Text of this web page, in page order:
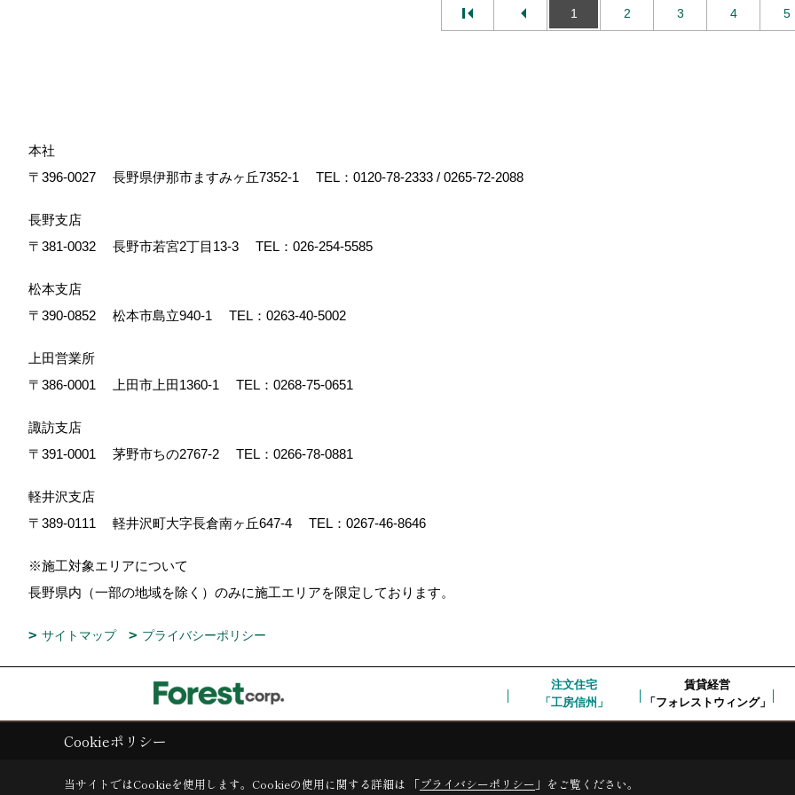
1 2 3 4 5
本社
〒396-0027
長野県伊那市ますみヶ丘7352-1 TEL： 0120-78-2333 / 0265-72-2088
長野支店
〒381-0032
長野市若宮2丁目13-3 TEL： 026-254-5585
松本支店
〒390-0852
松本市島立940-1 TEL： 0263-40-5002
上田営業所
〒386-0001
上田市上田1360-1 TEL： 0268-75-0651
諏訪支店
〒391-0001
茅野市ちの2767-2 TEL： 0266-78-0881
軽井沢支店
〒389-0111
軽井沢町大字長倉南ヶ丘647-4 TEL： 0267-46-8646
※施工対象エリアについて
長野県内（一部の地域を除く）のみに施工エリアを限定しております。
サイトマップ プライバシーポリシー
注文住宅
「工房信州」
賃貸経営
「フォレストウィング」
Copyright (c) ForestCorporation. All Rights Reserved.
Cookieポリシー
当サイトではCookieを使用します。 Cookieの使用に関する詳細は 「プライバシーポリシー 」をご覧ください。